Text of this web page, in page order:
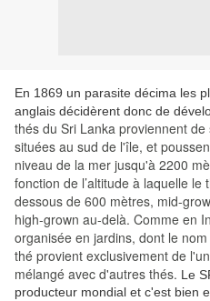
En 1869 un parasite décima les
anglais décidèrent donc de
thés du Sri Lanka proviennent
situées au sud de l'île, et
niveau de la mer jusqu'à 2200
fonction de l’altitude à laquelle
dessous de 600 mètres, mid-
high-grown au-delà. Comme en
organisée en jardins, dont le
thé provient exclusivement de
mélangé avec d'autres thés. Le
producteur mondial et c'est bien